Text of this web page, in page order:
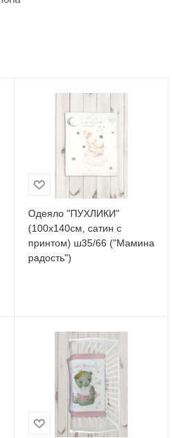
Одеяло "ПУХЛИКИ"
(100х140см, сатин с
принтом) ш35/66 ("Мамина
радость")